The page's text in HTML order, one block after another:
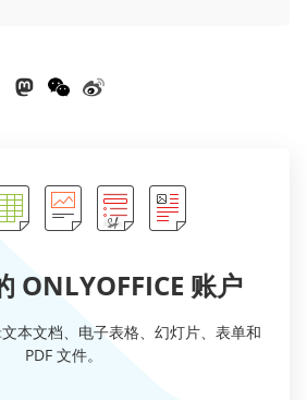
ONLYOFFICE 账户
本文档、电子表格、幻灯片、表单和
PDF 文件。